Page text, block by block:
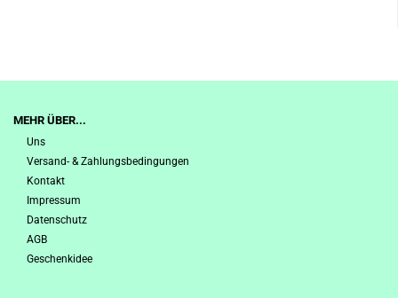
MEHR ÜBER...
Uns
Versand- & Zahlungsbedingungen
Kontakt
Impressum
Datenschutz
AGB
Geschenkidee